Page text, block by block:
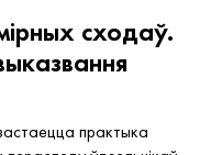
сходаў.
практыка